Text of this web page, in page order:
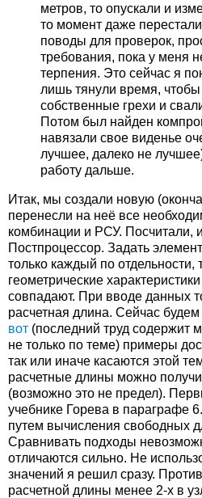
метров, то опускали и
то момент даже
поводы для проверок,
требования, пока у меня
терпения. Это сейчас я
лишь тянули время,
собственные грехи и
Потом был найден
навязали свое виденье
лучшее, далеко не
работу дальше.
Итак, мы создали новую
перенесли на неё все
комбинации и РСУ. Посчитали,
Постпроцессор. Задать
только каждый по отдельности,
геометрические
совпадают. При вводе данных
расчетная длина. Сейчас будем
вот (последний труд содержит
не только по теме) примеры
так или иначе касаются этой
расчетные длины можно
(возможно это не предел).
учебнике Горева в параграфе
путем вычисления свободных
Сравнивать подходы
отличаются сильно. Не
значений я решил сразу.
расчетной длины менее 2-х в